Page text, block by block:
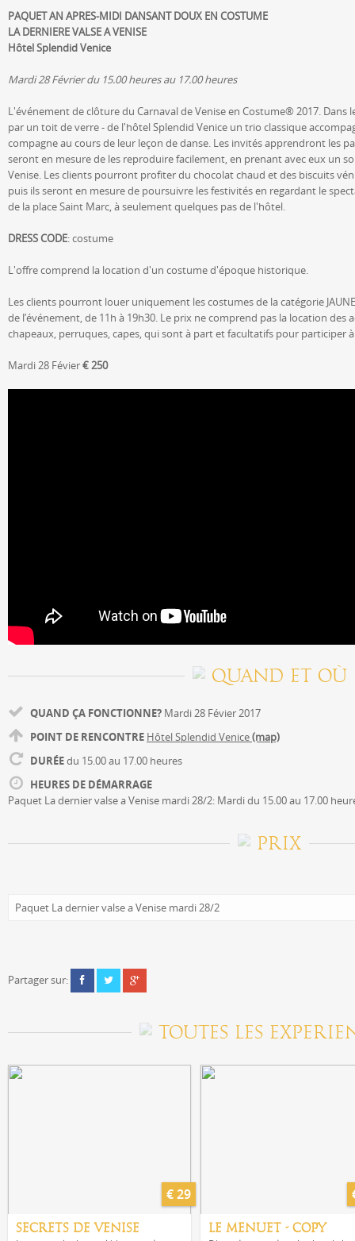
PAQUET AN APRES-MIDI DANSANT DOUX EN COSTUME
LA DERNIERE VALSE A VENISE
Hôtel Splendid Venice
Mardi 28 Février du 15.00 heures au 17.00 heures
L'événement de clôture du Carnaval de Venise en Costume® 2017. Dans
par un toit de verre - de l'hôtel Splendid Venice un trio classique
compagne au cours de leur leçon de danse. Les invités apprendront les
seront en mesure de les reproduire facilement, en prenant avec eux un
Venise. Les clients pourront profiter du chocolat chaud et des biscuits
puis ils seront en mesure de poursuivre les festivités en regardant le
de la place Saint Marc, à seulement quelques pas de l'hôtel.
DRESS CODE: costume
L'offre comprend la location d'un costume d'époque historique.
Les clients pourront louer uniquement les costumes de la catégorie
de l’événement, de 11h à 19h30. Le prix ne comprend pas la location des
chapeaux, perruques, capes, qui sont à part et facultatifs pour participer
Mardi 28 Févier€ 250
QUAND ET OÙ
QUAND ÇA FONCTIONNE? Mardi 28 Févier 2017
POINT DE RENCONTRE Hôtel Splendid Venice(map)
DURÉEdu 15.00 au 17.00 heures
HEURES DE DÉMARRAGE
Paquet La dernier valse a Venise mardi 28/2: Mardi du 15.00 au 17.00
PRIX
Paquet La dernier valse a Venise mardi 28/2
Partager sur:
TOUTES LES
€ 29
SECRETS DE VENISE LE MENUET - COPY